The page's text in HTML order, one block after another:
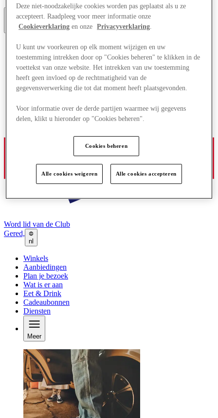
Meer
Word lid van de Club
Gered,
nl
Winkels
Aanbiedingen
Plan je bezoek
Wat is er aan
Eet & Drink
Cadeaubonnen
Diensten
Meer
Deze niet-noodzakelijke cookies worden pas geplaatst als u ze
accepteert. Raadpleeg voor meer informatie onze
Cookieverklaring en onze Privacyverklaring
U kunt uw voorkeuren op elk moment wijzigen en uw
toestemming intrekken door op "Cookies beheren" te klikken in de
voettekst van onze website. Het intrekken van uw toestemming
heeft geen invloed op de rechtmatigheid van de
gegevensverwerking die tot dat moment heeft plaatsgevonden.
Voor informatie over de derde partijen waarmee wij gegevens
delen, klikt u hieronder op "Cookies beheren".
Cookies beheren
Alle cookies weigeren Alle cookies accepteren